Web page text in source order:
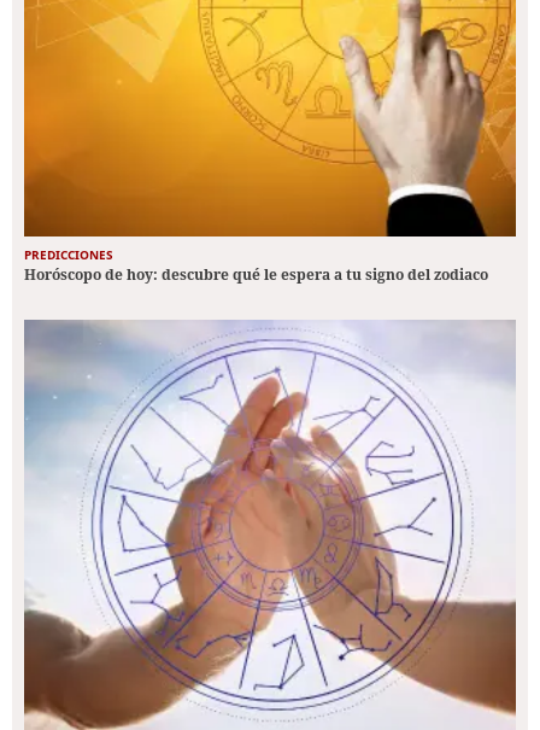
PREDICCIONES
Horóscopo de hoy: descubre qué le espera a tu signo del zodiaco